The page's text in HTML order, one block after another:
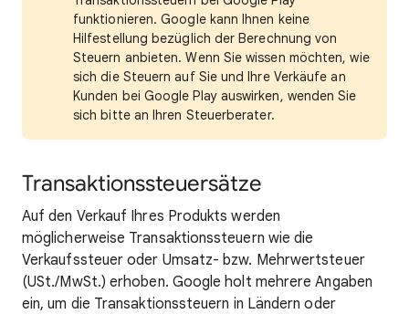
funktionieren. Google kann Ihnen keine
Hilfestellung bezüglich der Berechnung von
Steuern anbieten. Wenn Sie wissen möchten, wie
sich die Steuern auf Sie und Ihre Verkäufe an
Kunden bei Google Play auswirken, wenden Sie
sich bitte an Ihren Steuerberater.
Transaktionssteuersätze
Auf den Verkauf Ihres Produkts werden
möglicherweise Transaktionssteuern wie die
Verkaufssteuer oder Umsatz- bzw. Mehrwertsteuer
(USt./MwSt.) erhoben. Google holt mehrere Angaben
ein, um die Transaktionssteuern in Ländern oder